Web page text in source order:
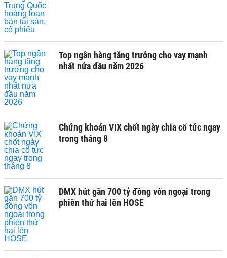
Top ngân hàng tăng trưởng cho vay mạnh
nhất nửa đầu năm 2026
Chứng khoán VIX chốt ngày chia cổ tức ngay
trong tháng 8
DMX hút gần 700 tỷ đồng vốn ngoại trong
phiên thứ hai lên HOSE